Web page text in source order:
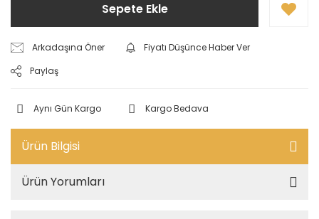
Sepete Ekle
Arkadaşına Öner
Fiyatı Düşünce Haber Ver
Paylaş
Aynı Gün Kargo Kargo Bedava
Ürün Bilgisi
Ürün Yorumları